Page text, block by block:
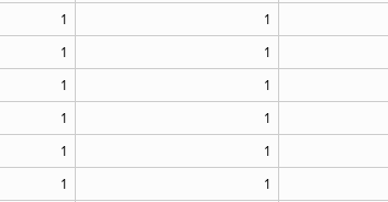
1 1
1 1
1 1
1 1
1 1
1 1